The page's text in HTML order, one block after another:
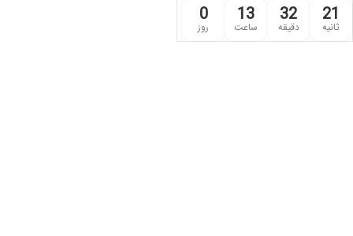
0
روز
13
ساعت
32
دقیقه
21
ثانیه